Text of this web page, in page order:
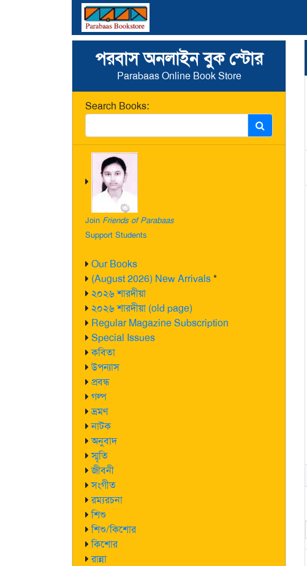
পরবাস অনলাইন বুক স্টোর
Parabaas Online Book Store
Search Books:
Join Friends of Parabaas
Support Students
Our Books
(August 2026) New Arrivals*
২০২৬ শারদীয়া
২০২৬ শারদীয়া (old page)
Regular Magazine Subscription
Special Issues
কবিতা
উপন্যাস
প্রবন্ধ
গল্প
ভ্রমণ
নাটক
অনুবাদ
স্মৃতি
জীবনী
সংগীত
রম্যরচনা
শিশু
শিশু/কিশোর
কিশোর
রান্না